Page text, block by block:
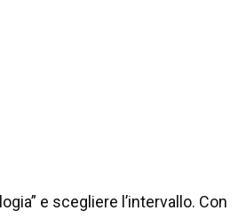
e scegliere l’intervallo. Con